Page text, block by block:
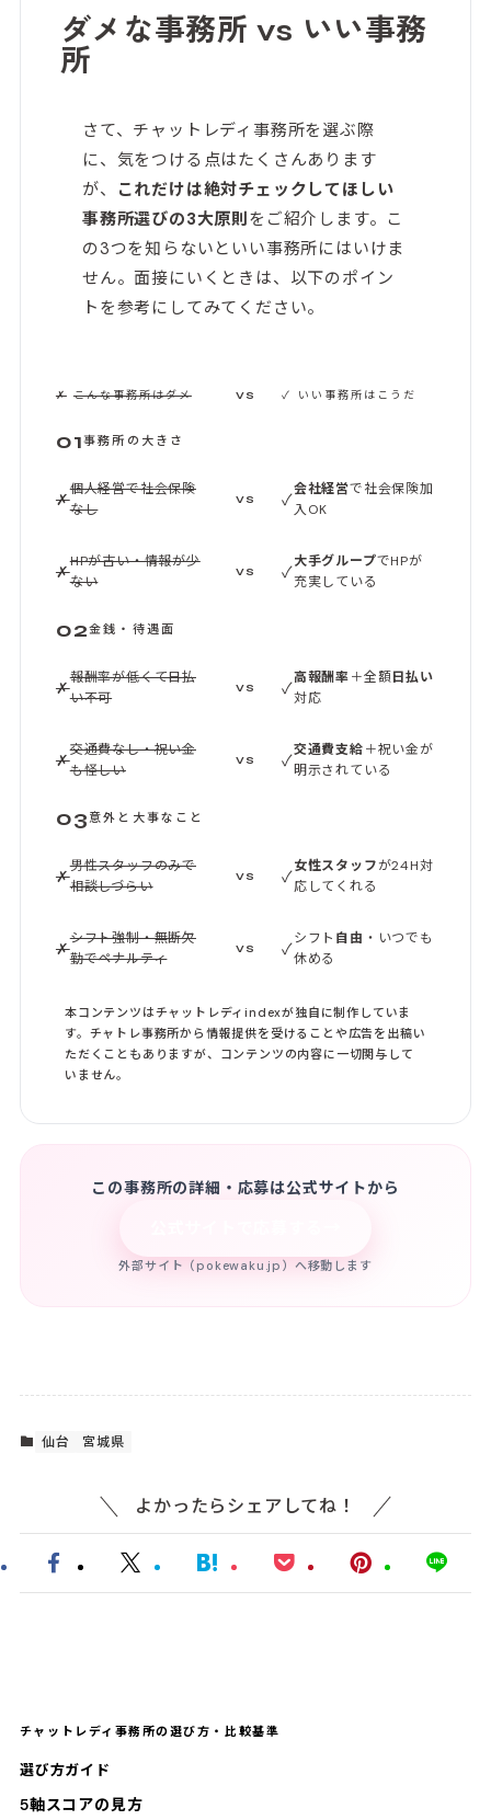
タルも体力も
24時間サポー
ダメな事務所 vs いい事務
所
さて、チャットレディ事務所を選ぶ際
に、気をつける点はたくさんあります
が、
これだけは絶対チェックしてほしい
事務所選びの3大原則をご紹介します。こ
の3つを知らないといい事務所にはいけま
せん。面接にいくときは、以下のポイン
トを参考にしてみてください。
✗ こんな事務所はダメ VS ✓ いい事務所はこうだ
01事務所の大きさ
✗
個人経営で社会保険
なし
VS ✓
会社経営で社会保険加
入OK
✗
HPが古い・情報が少
ない
VS ✓
大手グループでHPが
充実している
02金銭・待遇面
✗
報酬率が低くて日払
い不可
VS ✓
高報酬率＋全額日払い
対応
✗
交通費なし・祝い金
も怪しい
VS ✓
交通費支給＋祝い金が
明示されている
03 意外と大事なこと
✗
男性スタッフのみで
相談しづらい
VS ✓
女性スタッフが24H対
応してくれる
✗
シフト強制・無断欠
勤でペナルティ
VS ✓
シフト 自由 ・いつでも
休める
本コンテンツはチャットレディindexが独自に制作していま
す。チャトレ事務所から情報提供を受けることや広告を出稿い
ただくこともありますが、コンテンツの内容に一切関与して
いません。
この事務所の詳細・応募は公式サイトから
外部サイト（pokewaku.jp）へ移動します
仙台 宮城県
よかったらシェアしてね！
チャットレディ事務所の選び方・比較基準
選び方ガイド
5軸スコアの見方